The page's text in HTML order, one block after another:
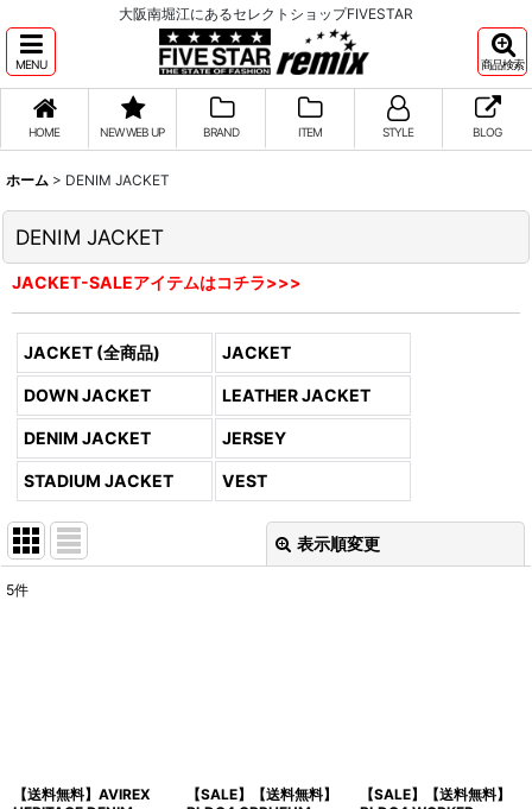
大阪南堀江にあるセレクトショップFIVESTAR
MENU 商品検索
HOME NEW WEB UP BRAND ITEM STYLE BLOG
ホーム > DENIM JACKET
DENIM JACKET
JACKET-SALEアイテムはコチラ>>>
JACKET (全商品) JACKET
DOWN JACKET LEATHER JACKET
DENIM JACKET JERSEY
STADIUM JACKET VEST
表示順変更
5件
【送料無料】AVIREX
【SALE】【送料無料】
【SALE】【送料無料】